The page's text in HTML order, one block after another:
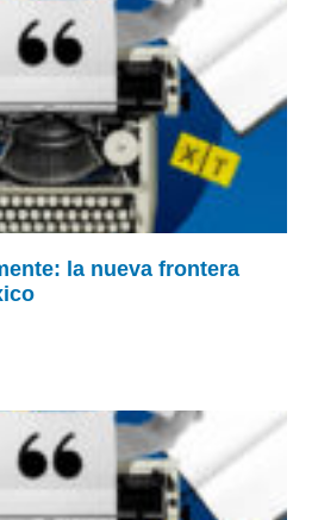
la nueva frontera